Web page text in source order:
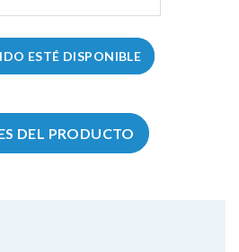
ESTÉ DISPONIBLE
DEL PRODUCTO